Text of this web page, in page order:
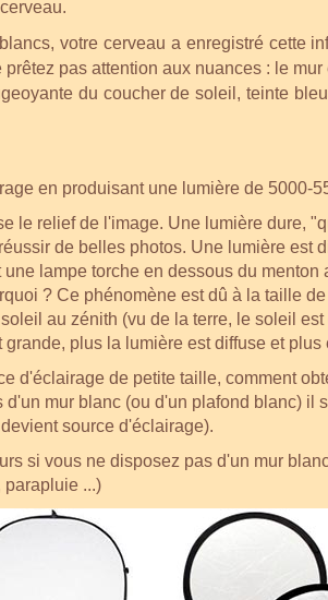
votre cerveau a enregistré cette
prêtez pas attention aux nuances : le
du coucher de soleil, teinte
en produisant une lumière de 5000-
le relief de l'image. Une lumière dure,
de belles photos. Une lumière
lampe torche en dessous du
? Ce phénomène est dû à la taille
au zénith (vu de la terre, le soleil
plus la lumière est diffuse et
d'éclairage de petite taille, comment
mur blanc (ou d'un plafond blanc)
source d'éclairage).
si vous ne disposez pas d'un mur
parapluie ...)